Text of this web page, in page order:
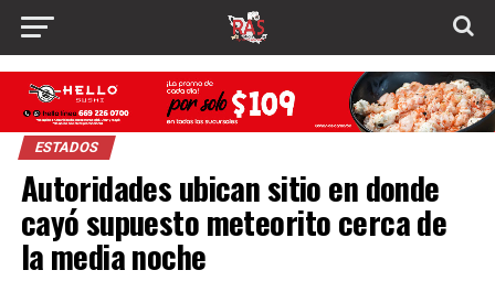
ESTADOS
Autoridades ubican sitio en donde
cayó supuesto meteorito cerca de
la media noche